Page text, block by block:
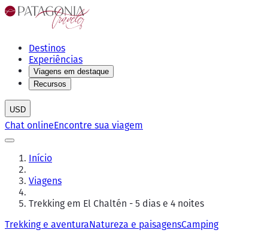
Destinos
Experiências
Viagens em destaque
Recursos
USD
Chat onlineEncontre sua viagem
Início
Viagens
Trekking em El Chaltén - 5 dias e 4 noites
Trekking e aventuraNatureza e paisagensCamping